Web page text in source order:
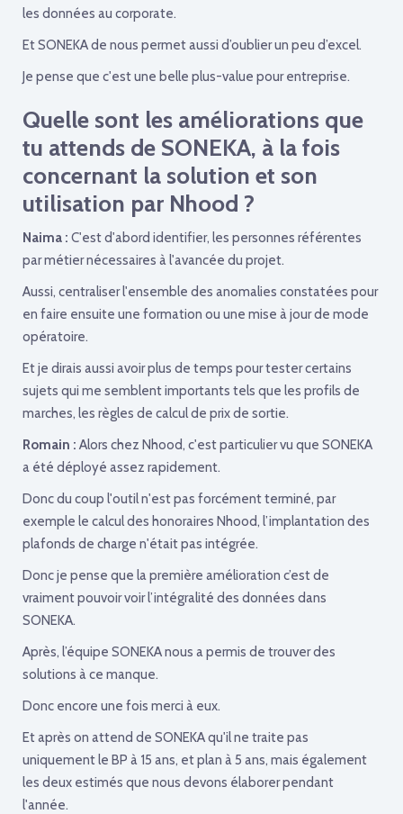
les données au corporate.
Et SONEKA de nous permet aussi d’oublier un peu d’excel.
Je pense que c'est une belle plus-value pour entreprise.
Quelle sont les améliorations que
tu attends de SONEKA, à la fois
concernant la solution et son
utilisation par Nhood ?
Naima : C'est d'abord identifier, les personnes référentes
par métier nécessaires à l'avancée du projet.
Aussi, centraliser l'ensemble des anomalies constatées pour
en faire ensuite une formation ou une mise à jour de mode
opératoire.
Et je dirais aussi avoir plus de temps pour tester certains
sujets qui me semblent importants tels que les profils de
marches, les règles de calcul de prix de sortie.
Romain : Alors chez Nhood, c'est particulier vu que SONEKA
a été déployé assez rapidement.
Donc du coup l'outil n'est pas forcément terminé, par
exemple le calcul des honoraires Nhood, l’implantation des
plafonds de charge n'était pas intégrée.
Donc je pense que la première amélioration c’est de
vraiment pouvoir voir l’intégralité des données dans
SONEKA.
Après, l’équipe SONEKA nous a permis de trouver des
solutions à ce manque.
Donc encore une fois merci à eux.
Et après on attend de SONEKA qu'il ne traite pas
uniquement le BP à 15 ans, et plan à 5 ans, mais également
les deux estimés que nous devons élaborer pendant
l'année.